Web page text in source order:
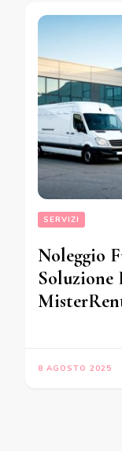
SERVIZI
Noleggio
Soluzione
8 AGOSTO 2025